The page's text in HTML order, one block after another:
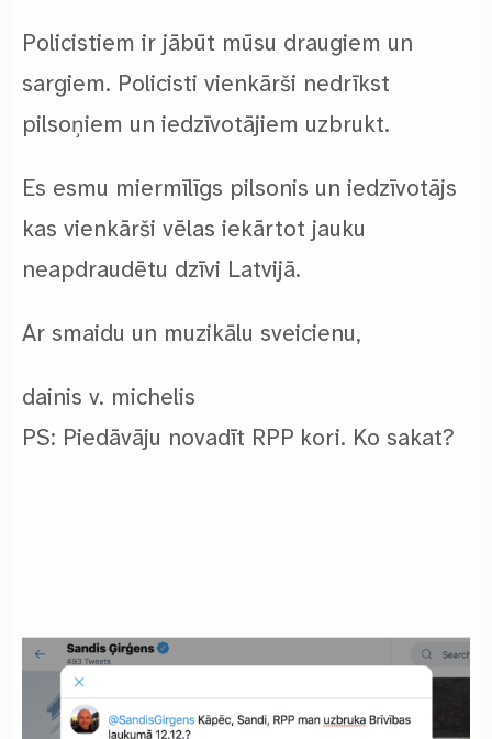
Policistiem ir jābūt mūsu draugiem un
sargiem. Policisti vienkārši nedrīkst
pilsoņiem un iedzīvotājiem uzbrukt.
Es esmu miermīlīgs pilsonis un iedzīvotājs
kas vienkārši vēlas iekārtot jauku
neapdraudētu dzīvi Latvijā.
Ar smaidu un muzikālu sveicienu,
dainis v. michelis
PS: Piedāvāju novadīt RPP kori. Ko sakat?